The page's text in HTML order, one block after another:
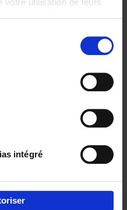
intégré
like a PRO -
revised edition (EN)